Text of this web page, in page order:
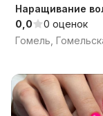
Наращивание
0,0
0 оценок